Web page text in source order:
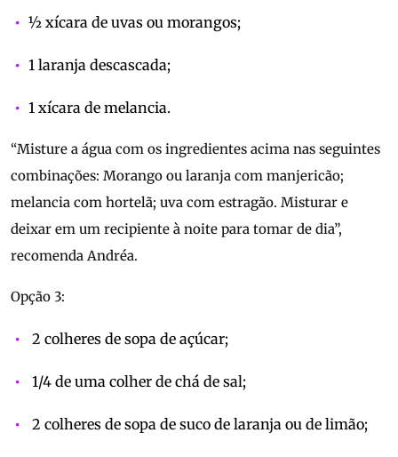
½ xícara de uvas ou morangos;
1 laranja descascada;
1 xícara de melancia.
“Misture a água com os ingredientes acima nas seguintes
combinações: Morango ou laranja com manjericão;
melancia com hortelã; uva com estragão. Misturar e
deixar em um recipiente à noite para tomar de dia”,
recomenda Andréa.
Opção 3:
2 colheres de sopa de açúcar;
1/4 de uma colher de chá de sal;
2 colheres de sopa de suco de laranja ou de limão;